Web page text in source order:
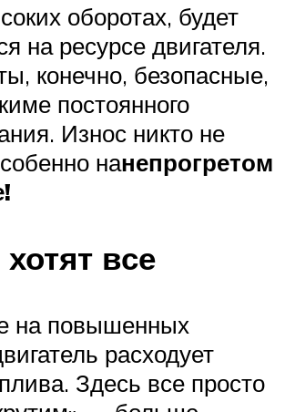
оборотах, будет
на ресурсе двигателя.
конечно, безопасные,
постоянного
Износ никто не
нанепрогретом
все
на повышенных
расходует
Здесь все просто